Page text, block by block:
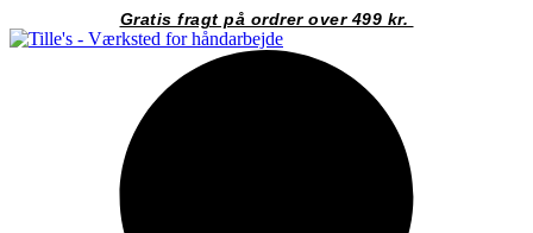
til
Gratis fragt på ordrer over 499 kr.